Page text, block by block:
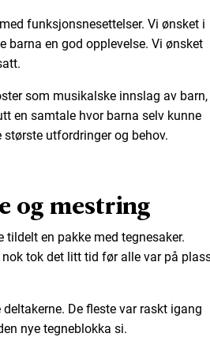
funksjonsnesettelser. Vi ønsket i
barna en god opplevelse. Vi ønsket
som musikalske innslag av barn,
en samtale hvor barna selv kunne
utfordringer og behov.
og mestring
tildelt en pakke med tegnesaker.
tok det litt tid før alle var på
De fleste var raskt igang
nye tegneblokka si.